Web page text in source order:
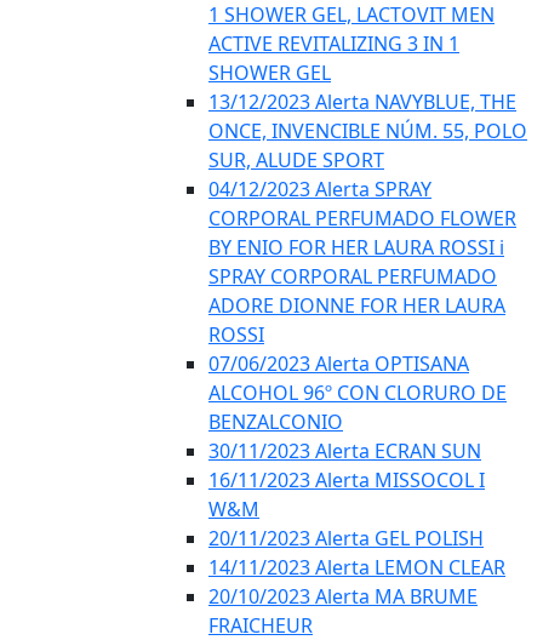
1 SHOWER GEL, LACTOVIT MEN
ACTIVE REVITALIZING 3 IN 1
SHOWER GEL
13/12/2023 Alerta NAVYBLUE, THE
ONCE, INVENCIBLE NÚM. 55, POLO
SUR, ALUDE SPORT
04/12/2023 Alerta SPRAY
CORPORAL PERFUMADO FLOWER
BY ENIO FOR HER LAURA ROSSI i
SPRAY CORPORAL PERFUMADO
ADORE DIONNE FOR HER LAURA
ROSSI
07/06/2023 Alerta OPTISANA
ALCOHOL 96º CON CLORURO DE
BENZALCONIO
30/11/2023 Alerta ECRAN SUN
16/11/2023 Alerta MISSOCOL I
W&M
20/11/2023 Alerta GEL POLISH
14/11/2023 Alerta LEMON CLEAR
20/10/2023 Alerta MA BRUME
FRAICHEUR